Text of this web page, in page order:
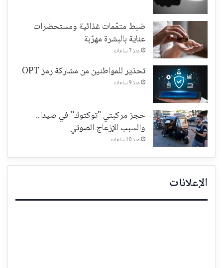
ضبط متمّمات غذائية ومستحضرات
عناية بالبشرة مهرّبة
منذ 7 ساعات
تحذير للمواطنين من مشاركة رمز OPT
منذ 9 ساعات
حجز مركبتي "توكتوك" في صيدا..
والسبب الإزعاج الصوتي
منذ 10 ساعات
الإعلانات